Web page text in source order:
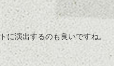
に演出するのも良いですね。